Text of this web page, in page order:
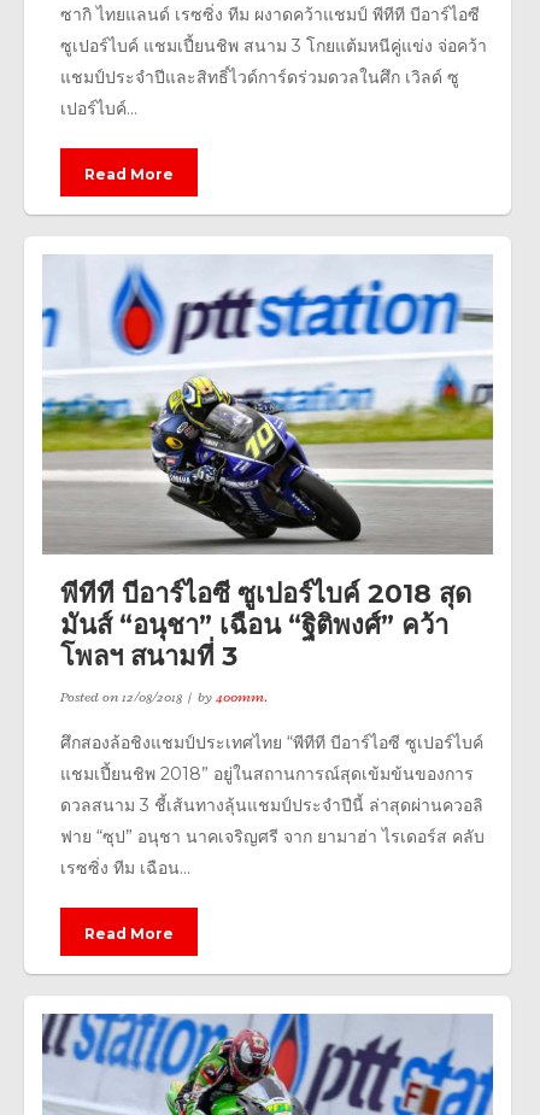
ซากิ ไทยแลนด์ เรซซิ่ง ทีม ผงาดคว้าแชมป์ พีทีที บีอาร์ไอซี
ซูเปอร์ไบค์ แชมเปี้ยนชิพ สนาม 3 โกยแต้มหนีคู่แข่ง จ่อคว้า
แชมป์ประจำปีและสิทธิ์ไวด์การ์ดร่วมดวลในศึก เวิลด์ ซู
เปอร์ไบค์...
Read More
พีทีที บีอาร์ไอซี ซูเปอร์ไบค์ 2018 สุด
มันส์ “อนุชา” เฉือน “ฐิติพงศ์” คว้า
โพลฯ สนามที่ 3
Posted on12/08/2018 by400mm.
ศึกสองล้อชิงแชมป์ประเทศไทย “พีทีที บีอาร์ไอซี ซูเปอร์ไบค์
แชมเปี้ยนชิพ 2018” อยู่ในสถานการณ์สุดเข้มข้นของการ
ดวลสนาม 3 ชี้เส้นทางลุ้นแชมป์ประจำปีนี้ ล่าสุดผ่านควอลิ
ฟาย “ซุป” อนุชา นาคเจริญศรี จาก ยามาฮ่า ไรเดอร์ส คลับ
เรซซิ่ง ทีม เฉือน...
Read More